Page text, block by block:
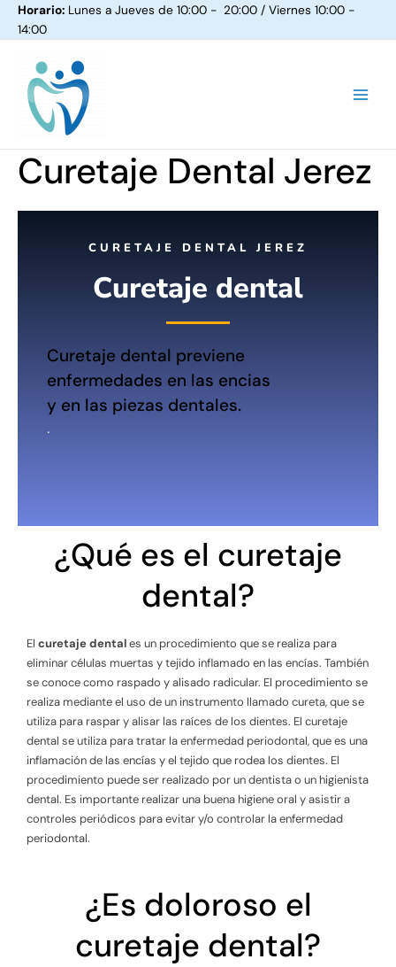
Horario: Lunes a Jueves de 10:00 - 20:00 / Viernes 10:00 -
14:00
Curetaje Dental Jerez
CURETAJE DENTAL JEREZ
Curetaje dental
Curetaje dental previene
enfermedades en las encias
y en las piezas dentales.
.
¿Qué es el curetaje
dental?
El curetaje dentales un procedimiento que se realiza para
eliminar células muertas y tejido inflamado en las encías. También
se conoce como raspado y alisado radicular. El procedimiento se
realiza mediante el uso de un instrumento llamado cureta, que se
utiliza para raspar y alisar las raíces de los dientes. El curetaje
dental se utiliza para tratar la enfermedad periodontal, que es una
inflamación de las encías y el tejido que rodea los dientes. El
procedimiento puede ser realizado por un dentista o un higienista
dental. Es importante realizar una buena higiene oral y asistir a
controles periódicos para evitar y/o controlar la enfermedad
periodontal.
¿Es doloroso el
curetaje dental?